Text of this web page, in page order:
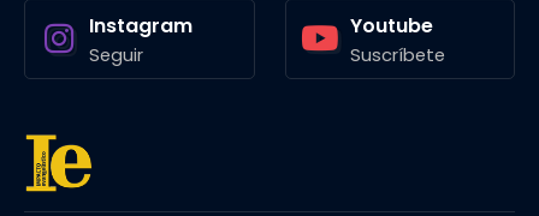
Instagram
Seguir
Youtube
Suscríbete